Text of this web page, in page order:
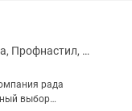
Металлочерепица, Профнастил, Штакетник, Водосточная система, Сайдинг
выбор